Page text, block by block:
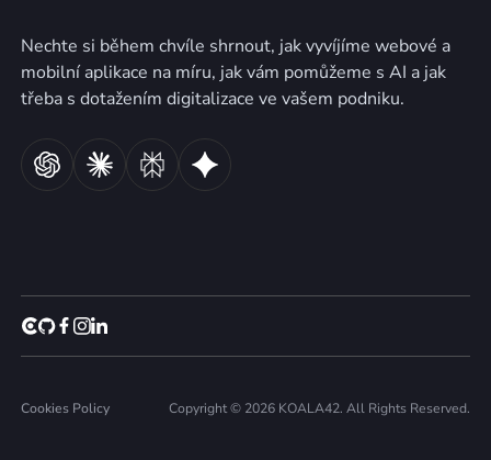
Nechte si během chvíle shrnout, jak vyvíjíme webové a
mobilní aplikace na míru, jak vám pomůžeme s AI a jak
třeba s dotažením digitalizace ve vašem podniku.
Cookies Policy Copyright © 2026 KOALA42. All Rights Reserved.